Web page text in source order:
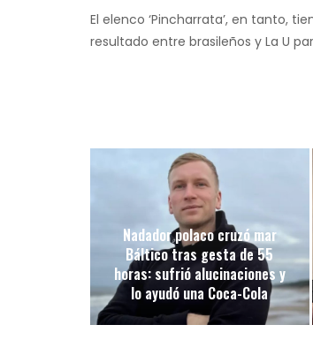
El elenco ‘Pincharrata’, en tanto,
resultado entre brasileños y La U
Nadador polaco cruzó mar
Báltico tras gesta de 55
horas: sufrió alucinaciones y
lo ayudó una Coca-Cola